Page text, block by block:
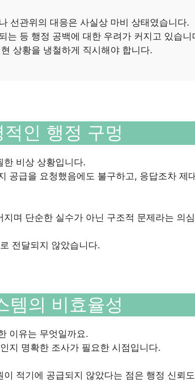
선관위의 대응은 사실상 마비 상태였습니다.
는 등 행정 공백에 대한 우려가 커지고 있습니
상황을 냉철하게 직시해야 합니다.
인 행정 구멍
한 비상 상황입니다.
공급을 요청했음에도 불구하고, 응답조차 제
며 단순한 실수가 아닌 구조적 문제라는 의
전달되지 않았습니다.
템의 비효율성
이유는 무엇일까요.
지 명확한 조사가 필요한 시점입니다.
적기에 공급되지 않았다는 점은 행정 신뢰